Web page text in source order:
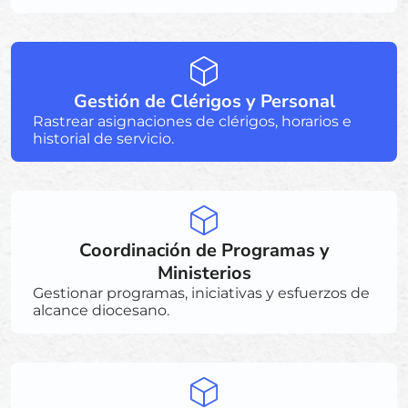
Gestión de Clérigos y Personal
Rastrear asignaciones de clérigos, horarios e
historial de servicio.
Coordinación de Programas y
Ministerios
Gestionar programas, iniciativas y esfuerzos de
alcance diocesano.